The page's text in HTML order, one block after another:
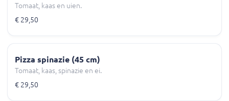
Tomaat, kaas en uien.
€ 29,50
Pizza spinazie (45 cm)
Tomaat, kaas, spinazie en ei.
€ 29,50